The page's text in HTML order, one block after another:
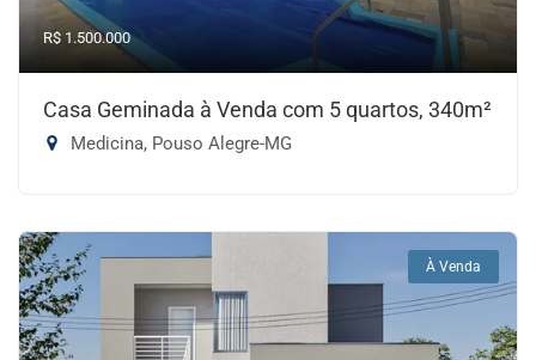
R$ 1.500.000
Casa Geminada à Venda com 5 quartos, 340m²
Medicina, Pouso Alegre-MG
À Venda